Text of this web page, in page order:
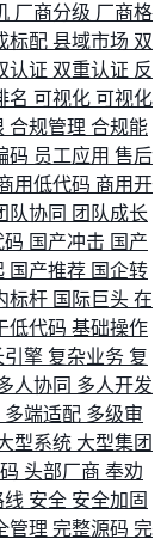
厂商分级 厂商格
标配 县域市场 双
认证 双重认证 反
名 可视化 可视化
合规管理 合规能
码 员工应用 售后
用低代码 商用开
队协同 团队成长
码 国产冲击 国产
国产推荐 国企转
标杆 国际巨头 在
低代码 基础操作
引擎 复杂业务 复
人协同 多人开发
多端适配 多级审
型系统 大型集团
头部厂商 奉劝
线 安全 安全加固
管理 完整源码 完